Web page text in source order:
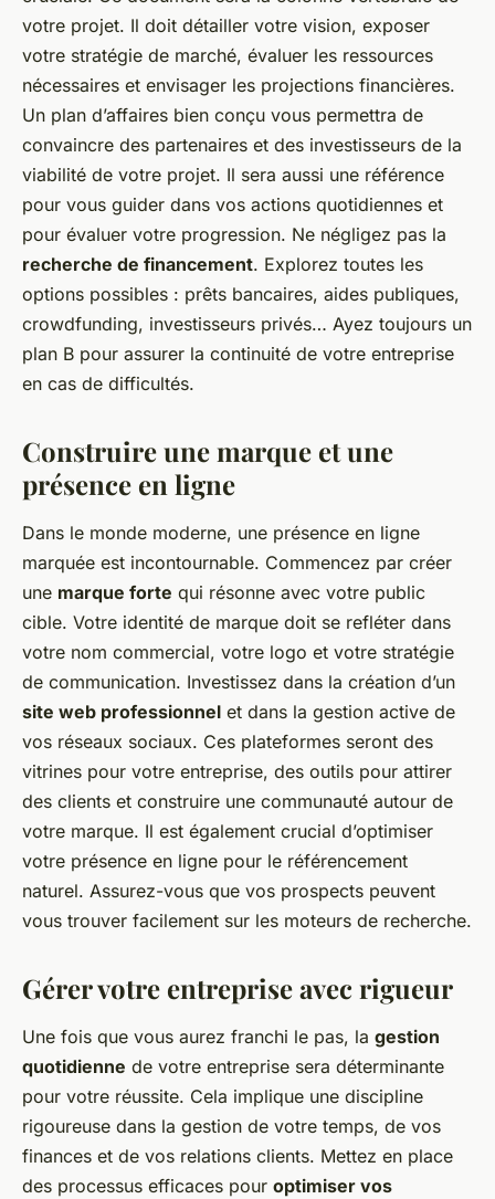
votre projet. Il doit détailler votre vision, exposer
votre stratégie de marché, évaluer les ressources
nécessaires et envisager les projections financières.
Un plan d’affaires bien conçu vous permettra de
convaincre des partenaires et des investisseurs de la
viabilité de votre projet. Il sera aussi une référence
pour vous guider dans vos actions quotidiennes et
pour évaluer votre progression. Ne négligez pas la
recherche de financement. Explorez toutes les
options possibles : prêts bancaires, aides publiques,
crowdfunding, investisseurs privés… Ayez toujours un
plan B pour assurer la continuité de votre entreprise
en cas de difficultés.
Construire une marque et une
présence en ligne
Dans le monde moderne, une présence en ligne
marquée est incontournable. Commencez par créer
une marque forte qui résonne avec votre public
cible. Votre identité de marque doit se refléter dans
votre nom commercial, votre logo et votre stratégie
de communication. Investissez dans la création d’un
site web professionnel et dans la gestion active de
vos réseaux sociaux. Ces plateformes seront des
vitrines pour votre entreprise, des outils pour attirer
des clients et construire une communauté autour de
votre marque. Il est également crucial d’optimiser
votre présence en ligne pour le référencement
naturel. Assurez-vous que vos prospects peuvent
vous trouver facilement sur les moteurs de recherche.
Gérer votre entreprise avec rigueur
Une fois que vous aurez franchi le pas, la gestion
quotidienne de votre entreprise sera déterminante
pour votre réussite. Cela implique une discipline
rigoureuse dans la gestion de votre temps, de vos
finances et de vos relations clients. Mettez en place
des processus efficaces pour optimiser vos